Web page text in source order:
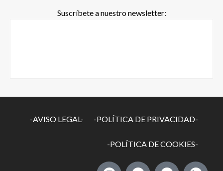
Suscríbete a nuestro newsletter:
-AVISO LEGAL- -POLÍTICA DE PRIVACIDAD-
-POLÍTICA DE COOKIES-